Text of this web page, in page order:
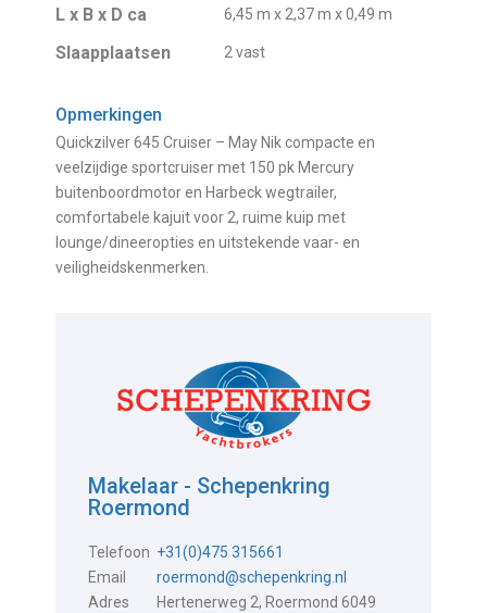
L x B x D ca 6,45 m x 2,37 m x 0,49 m
Slaapplaatsen 2 vast
Opmerkingen
Quickzilver 645 Cruiser – May Nik compacte en
veelzijdige sportcruiser met 150 pk Mercury
buitenboordmotor en Harbeck wegtrailer,
comfortabele kajuit voor 2, ruime kuip met
lounge/dineeropties en uitstekende vaar- en
veiligheidskenmerken.
Makelaar - Schepenkring
Roermond
Telefoon +31(0)475 315661
Email
roermond@schepenkring.nl
Adres
Hertenerweg 2, Roermond 6049